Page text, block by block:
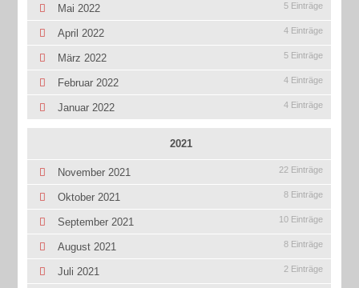
Mai 2022 5 Einträge
April 2022 4 Einträge
März 2022 5 Einträge
Februar 2022 4 Einträge
Januar 2022 4 Einträge
2021
November 2021 22 Einträge
Oktober 2021 8 Einträge
September 2021 10 Einträge
August 2021 8 Einträge
Juli 2021 2 Einträge